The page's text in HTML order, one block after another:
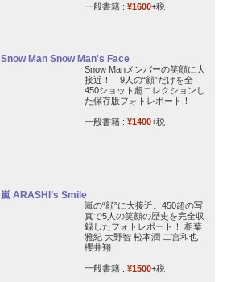
一般書籍 : ¥1600+税
Snow Man Snow Man's Face
Snow Manメンバーの笑顔に大
接近！ 9人の“顔”だけを全
450ショット超コレクションし
た保存版フォトレポート！
一般書籍 : ¥1400+税
嵐 ARASHI’s Smile
嵐の“顔”に大接近。450超の写
真で5人の笑顔の歴史を完全収
録したフォトレポート！ 相葉
雅紀 大野智 松本潤 二宮和也
櫻井翔
一般書籍 : ¥1500+税